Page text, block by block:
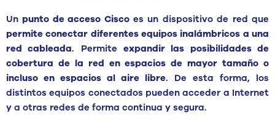
Unpunto de acceso Ciscoes un dispositivo de red que
permite conectar diferentes equipos inalámbricos a una
red cableada. Permiteexpandir las posibilidades de
cobertura de la red en espacios de mayor tamaño o
incluso en espacios al aire libre. De esta forma, los
distintos equipos conectados pueden acceder a Internet
y a otras redes de forma continua y segura.